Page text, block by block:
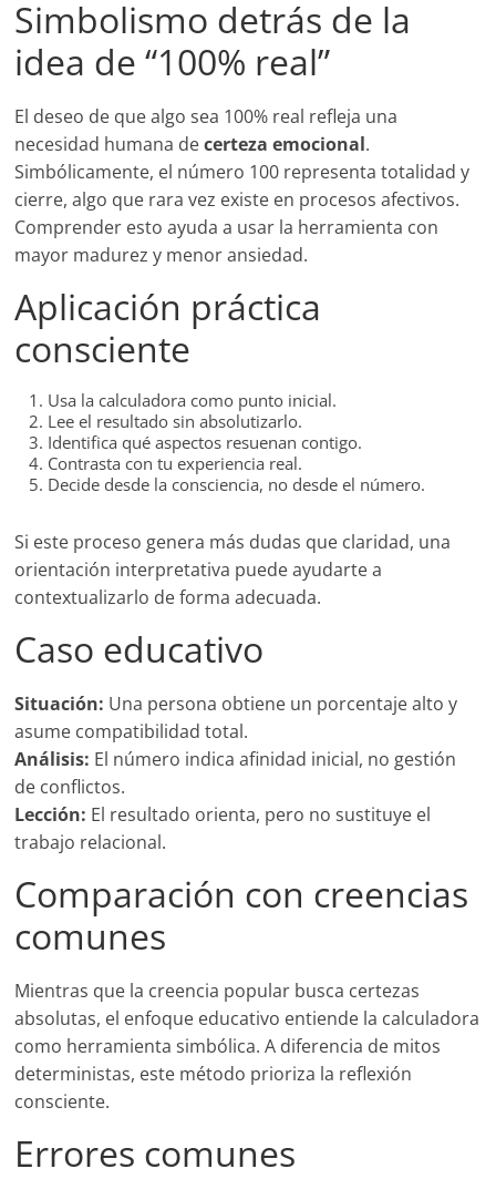
Simbolismo detrás de la
idea de “100% real”
El deseo de que algo sea 100% real refleja una
necesidad humana decerteza emocional.
Simbólicamente, el número 100 representa totalidad y
cierre, algo que rara vez existe en procesos afectivos.
Comprender esto ayuda a usar la herramienta con
mayor madurez y menor ansiedad.
Aplicación práctica
consciente
Usa la calculadora como punto inicial.
Lee el resultado sin absolutizarlo.
Identifica qué aspectos resuenan contigo.
Contrasta con tu experiencia real.
Decide desde la consciencia, no desde el número.
Si este proceso genera más dudas que claridad, una
orientación interpretativa puede ayudarte a
contextualizarlo de forma adecuada.
Caso educativo
Situación: Una persona obtiene un porcentaje alto y
asume compatibilidad total.
Análisis: El número indica afinidad inicial, no gestión
de conflictos.
Lección: El resultado orienta, pero no sustituye el
trabajo relacional.
Comparación con creencias
comunes
Mientras que la creencia popular busca certezas
absolutas, el enfoque educativo entiende la calculadora
como herramienta simbólica. A diferencia de mitos
deterministas, este método prioriza la reflexión
consciente.
Errores comunes